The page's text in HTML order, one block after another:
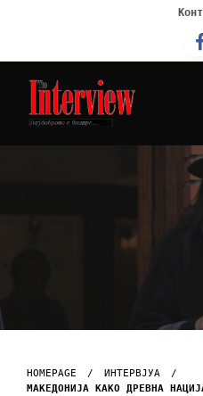
HOMEPAGE
ИНТЕРВЈУА
МАКЕДОНИЈА КАКО ДРЕВНА